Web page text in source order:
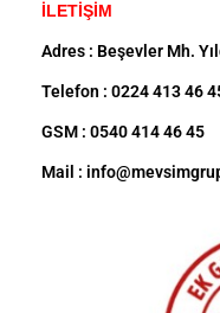
İLETİŞİM
Adres : Beşevler Mh.
Telefon : 0224 413 46
GSM : 0540 414 46 45
Mail :